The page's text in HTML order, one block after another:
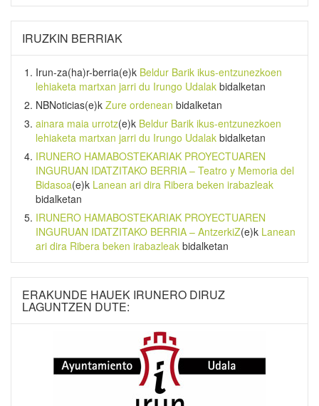
IRUZKIN BERRIAK
Irun-za(ha)r-berria(e)k Beldur Barik ikus-entzunezkoen
lehiaketa martxan jarri du Irungo Udalak bidalketan
NBNoticias(e)k Zure ordenean bidalketan
ainara maia urrotz(e)k Beldur Barik ikus-entzunezkoen
lehiaketa martxan jarri du Irungo Udalak bidalketan
IRUNERO HAMABOSTEKARIAK PROYECTUAREN
INGURUAN IDATZITAKO BERRIA – Teatro y Memoria del
Bidasoa(e)k Lanean ari dira Ribera beken irabazleak
bidalketan
IRUNERO HAMABOSTEKARIAK PROYECTUAREN
INGURUAN IDATZITAKO BERRIA – AntzerkiZ(e)k Lanean
ari dira Ribera beken irabazleak bidalketan
ERAKUNDE HAUEK IRUNERO DIRUZ
LAGUNTZEN DUTE: